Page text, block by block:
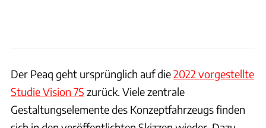
Der Peaq geht ursprünglich auf die2022 vorgestellte
Studie Vision 7S zurück. Viele zentrale
Gestaltungselemente des Konzeptfahrzeugs finden